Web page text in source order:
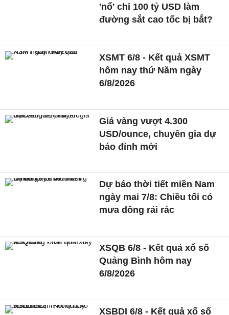
'nổ' chi 100 tỷ USD làm
đường sắt cao tốc bị bắt?
XSMT 6/8 - Kết quả XSMT
hôm nay thứ Năm ngày
6/8/2026
Giá vàng vượt 4.300
USD/ounce, chuyên gia dự
báo đỉnh mới
Dự báo thời tiết miền Nam
ngày mai 7/8: Chiều tối có
mưa dông rải rác
XSQB 6/8 - Kết quả xổ số
Quảng Bình hôm nay
6/8/2026
XSBDI 6/8 - Kết quả xổ số